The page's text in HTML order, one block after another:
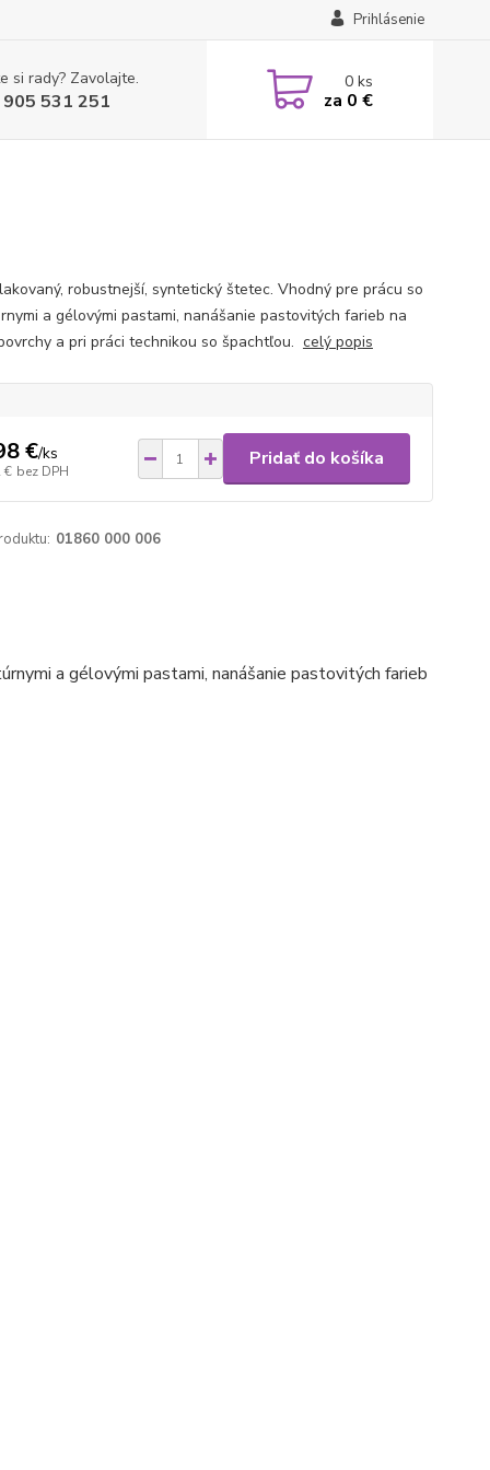
Prihlásenie
si rady? Zavolajte.
531 251
0ks
za 0 €
robustnejší, syntetický štetec. Vhodný pre prácu so
a gélovými pastami, nanášanie pastovitých farieb na
a pri práci technikou so špachtľou. celý popis
€/ks
€ bez DPH
Pridať do košíka
01860 000 006
a gélovými pastami, nanášanie pastovitých farieb